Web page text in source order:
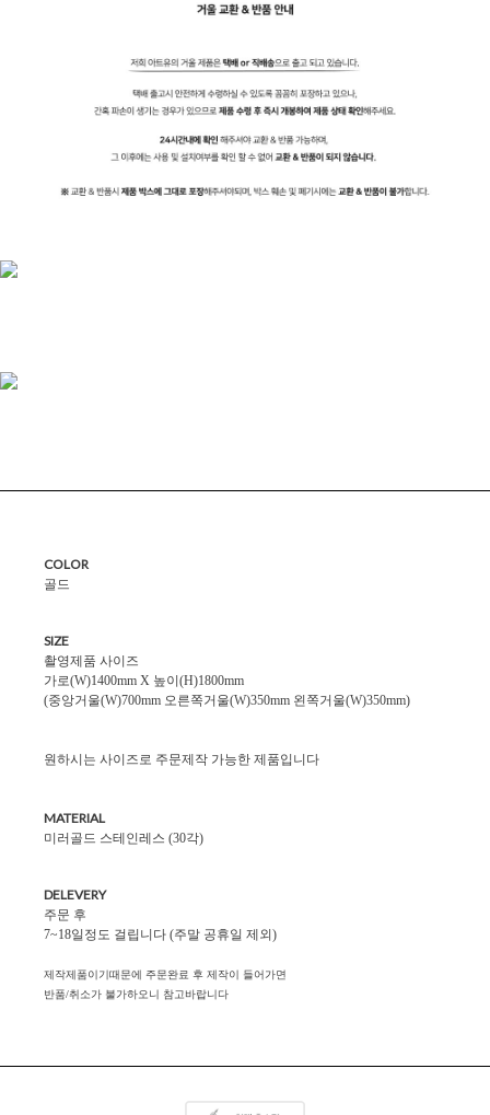
COLOR
골드
SIZE
촬영제품 사이즈
가로(W)1400mm X 높이(H)1800mm
(중앙거울(W)700mm 오른쪽거울(W)350mm 왼쪽거울(W)350mm)
원하시는 사이즈로 주문제작 가능한 제품입니다
MATERIAL
미러골드 스테인레스 (30각)
DELEVERY
주문 후
7~18일정도 걸립니다 (주말 공휴일 제외)
제작제품이기때문에 주문완료 후 제작이 들어가면
반품/취소가 불가하오니 참고바랍니다